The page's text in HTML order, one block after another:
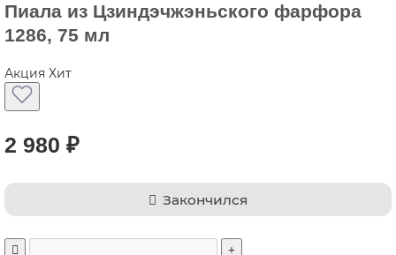
Пиала из Цзиндэчжэньского фарфора
1286, 75 мл
Акция Хит
2 980 ₽
Закончился